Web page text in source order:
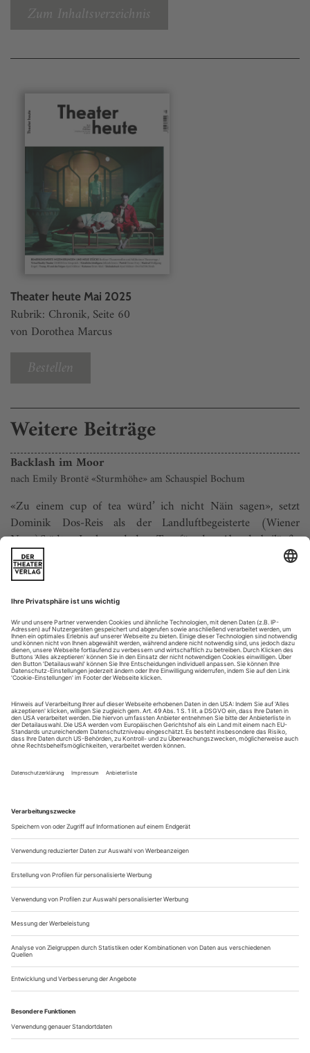
Zum Inhaltsverzeichnis
Theater heute Mai 2025
Rubrik: Chronik, Seite 60
von Dorothea Marcus
Bestellen
Weitere Beiträge
Backlash im Moor
nach Emily Brontë «Sturmhöhe» am Schauspiel Bochum
«Zu einem cup of tea würd’ ich nicht Näin sagen», setzt
Dominik Dos-Reis als der Landluftbegeisterte (Wiener
Neu-)Städter Lockwood den Ton für den Abend: beiläufig
witzig, jugendlich, entspannte Spielhaltung und bei alldem
politisch reflektiert. Zugleich wirkt Claudia Bossards
würden Menschen von heute ihre...
Hirn raus, Hirn rein
Philipp Löhle «Das deutsche Haus» (U) am Deutschen Theater
Göttingen
In einer Burschenschaft kann man maßlos Bier trinken und
der Karriere in geselliger Atmosphäre auf die Sprünge helfen,
ohne dass ein so böses Wort wie Korruption fallen müsste.
Vitamin B oder Vetternwirtschaft klingen da schon besser.
Beides wird auch für Lukas Adler wichtig, wenn er zum
ersten mal in Göttingen ankommt. Der hoffnungsfrohe
«Themen, die uns nachts nicht schlafen lassen»
Das Wiener Regie-Duo DARUM ist mit seiner immersiven VR-
Inszenierung «[EOL]. End of Life» zum Berliner Theatertreffen
eingeladen. Im Gespräch erzählen Kai Krösche und Victoria Halper
über ihre Liebe zu Computerspielen, warum immersive Performances
Safe Spaces sein können und ihre Arbeiten durchaus emotional
nachwirken sollen
Karin Cerny
dahinter?
Kai KröscheEs klingt natürlich erst einmal trotzig. Die
Inspiration kommt aus Büchners «Woyzeck»: Da gibt es am
Ende einen schönen Wortwechsel zwischen zwei Kindern
und Marie. Ein Kind fragt: «Warum?» Marie antwortet: